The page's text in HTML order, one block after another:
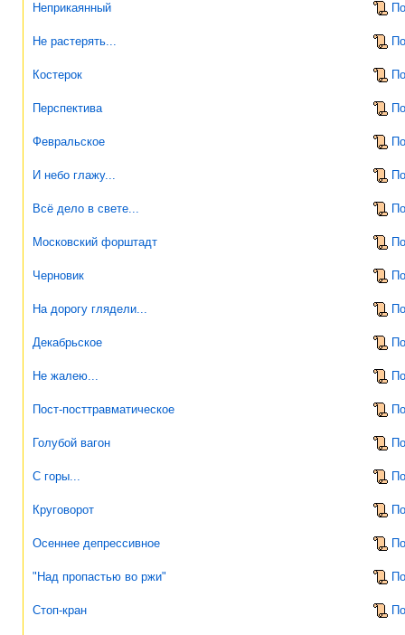
Неприкаянный
Не растерять...
Костерок
Перспектива
Февральское
И небо глажу...
Всё дело в свете...
Московский форштадт
Черновик
На дорогу глядели...
Декабрьское
Не жалею...
Пост-посттравматическое
Голубой вагон
С горы...
Круговорот
Осеннее депрессивное
"Над пропастью во ржи"
Стоп-кран